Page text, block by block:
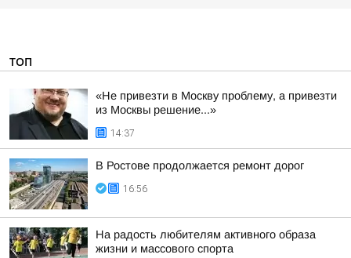
ТОП
«Не привезти в Москву проблему, а привезти
из Москвы решение...»
14:37
В Ростове продолжается ремонт дорог
16:56
На радость любителям активного образа
жизни и массового спорта